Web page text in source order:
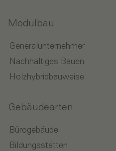
Modulbau
Generalunternehmer
Nachhaltiges Bauen
Holzhybridbauweise
Gebäudearten
Bürogebäude
Bildungsstätten